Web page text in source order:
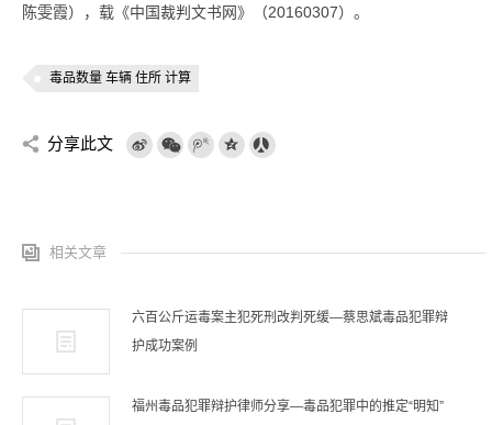
陈雯霞），载《中国裁判文书网》（20160307）。
毒品数量 车辆 住所 计算
分享此文
相关文章
六百公斤运毒案主犯死刑改判死缓—蔡思斌毒品犯罪辩
护成功案例
福州毒品犯罪辩护律师分享—毒品犯罪中的推定“明知”